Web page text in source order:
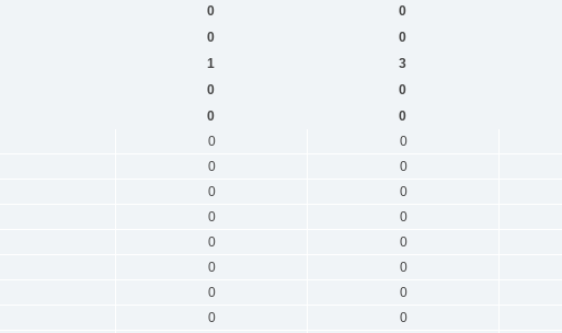
0 0
0 0
1 3
0 0
0 0
0 0
0 0
0 0
0 0
0 0
0 0
0 0
0 0